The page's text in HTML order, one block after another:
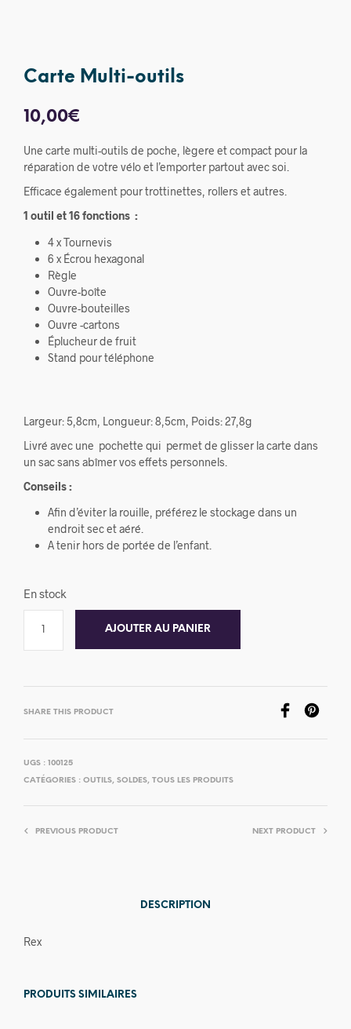
Carte Multi-outils
10,00€
Une carte multi-outils de poche, lègere et compact pour la
réparation de votre vélo et l’emporter partout avec soi.
Efficace également pour trottinettes, rollers et autres.
1 outil et 16 fonctions :
4 x Tournevis
6 x Écrou hexagonal
Règle
Ouvre-boîte
Ouvre-bouteilles
Ouvre -cartons
Éplucheur de fruit
Stand pour téléphone
Largeur: 5,8cm, Longueur: 8,5cm, Poids: 27,8g
Livré avec une pochette qui permet de glisser la carte dans
un sac sans abîmer vos effets personnels.
Conseils :
Afin d’éviter la rouille, préférez le stockage dans un
endroit sec et aéré.
A tenir hors de portée de l’enfant.
En stock
AJOUTER AU PANIER
SHARE THIS PRODUCT
UGS : 100125
CATÉGORIES : OUTILS, SOLDES, TOUS LES PRODUITS
PREVIOUS PRODUCT NEXT PRODUCT
DESCRIPTION
Rex
PRODUITS SIMILAIRES